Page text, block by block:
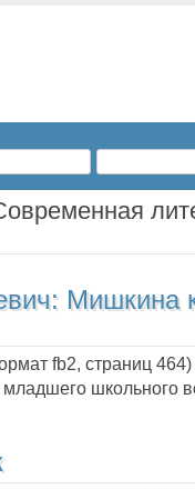
Мишкина
fb2, страниц 464
школьного